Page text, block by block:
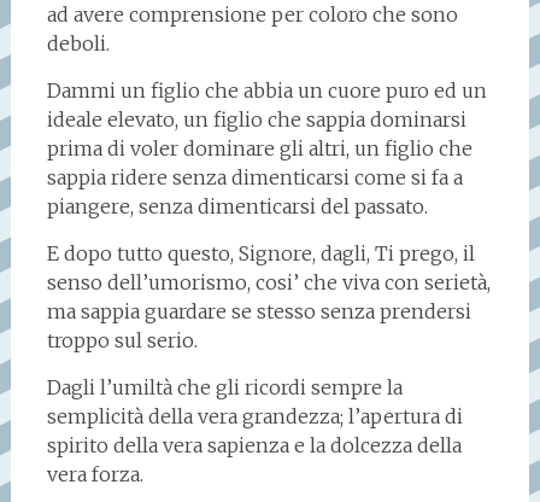
ad avere comprensione per coloro che sono
deboli.
Dammi un figlio che abbia un cuore puro ed un
ideale elevato, un figlio che sappia dominarsi
prima di voler dominare gli altri, un figlio che
sappia ridere senza dimenticarsi come si fa a
piangere, senza dimenticarsi del passato.
E dopo tutto questo, Signore, dagli, Ti prego, il
senso dell’umorismo, cosi’ che viva con serietà,
ma sappia guardare se stesso senza prendersi
troppo sul serio.
Dagli l’umiltà che gli ricordi sempre la
semplicità della vera grandezza; l’apertura di
spirito della vera sapienza e la dolcezza della
vera forza.